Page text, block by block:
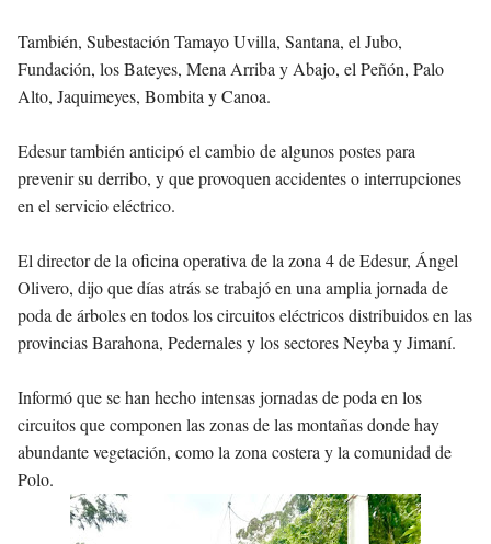
También, Subestación Tamayo Uvilla, Santana, el Jubo,
Fundación, los Bateyes, Mena Arriba y Abajo, el Peñón, Palo
Alto, Jaquimeyes, Bombita y Canoa.
Edesur también anticipó el cambio de algunos postes para
prevenir su derribo, y que provoquen accidentes o interrupciones
en el servicio eléctrico.
El director de la oficina operativa de la zona 4 de Edesur, Ángel
Olivero, dijo que días atrás se trabajó en una amplia jornada de
poda de árboles en todos los circuitos eléctricos distribuidos en las
provincias Barahona, Pedernales y los sectores Neyba y Jimaní.
Informó que se han hecho intensas jornadas de poda en los
circuitos que componen las zonas de las montañas donde hay
abundante vegetación, como la zona costera y la comunidad de
Polo.